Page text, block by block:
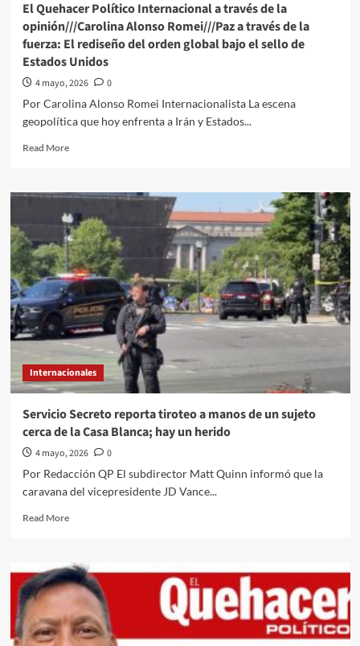
en
EU
El Quehacer Político Internacional a través de la
opinión///Carolina Alonso Romei///Paz a través de la
fuerza: El rediseño del orden global bajo el sello de
Estados Unidos
4 mayo, 2026
0
Por Carolina Alonso Romei Internacionalista La escena
geopolítica que hoy enfrenta a Irán y Estados...
Read MoreRead
El
Político
Internacional
a
través
de
la
opinión///Carolina
Alonso
Romei///Paz
a
través
de
fuerza:
El
rediseño
orden
global
Estados
Unidos
Internacionales
Servicio Secreto reporta tiroteo a manos de un sujeto
cerca de la Casa Blanca; hay un herido
4 mayo, 2026
0
Por Redacción QP El subdirector Matt Quinn informó que la
caravana del vicepresidente JD Vance...
Read MoreRead
Servicio
Secreto
reporta
tiroteo
a
manos